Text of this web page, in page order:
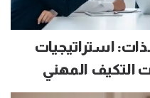
استراتيجيات
التكيف المهني